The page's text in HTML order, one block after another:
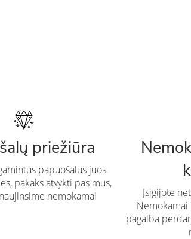
priežiūra
papuošalus juos
pakaks atvykti pas mus,
nemokamai
Įsigijote
pagalba